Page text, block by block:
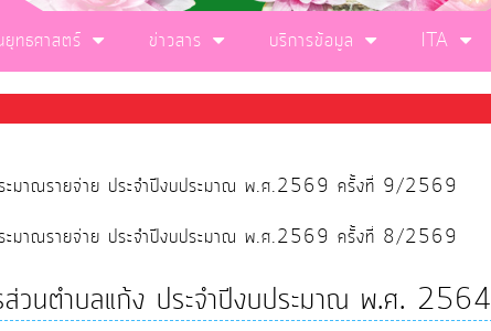
ยุทธศาสตร์ ข่าวสาร บริการข้อมูล ITA
ประมาณรายจ่าย ประจำปีงบประมาณ พ.ศ.2569 ครั้งที่ 9/2569
ประมาณรายจ่าย ประจำปีงบประมาณ พ.ศ.2569 ครั้งที่ 8/2569
วนตำบลแก้ง ประจำปีงบประมาณ พ.ศ. 2564